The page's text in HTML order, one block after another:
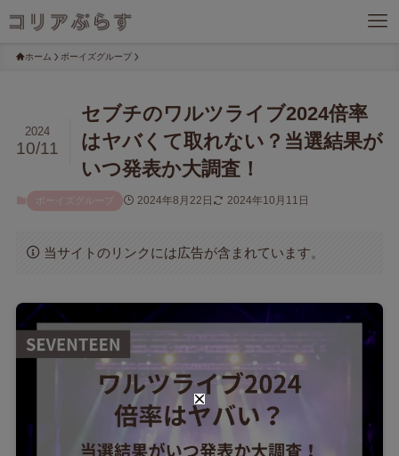
ホーム ボーイズグループ
セブチのワルツライブ2024倍率
はヤバくて取れない？当選結果が
いつ発表か大調査！
2024
10/11
ボーイズグループ 2024年8月22日 2024年10月11日
当サイトのリンクには広告が含まれています。